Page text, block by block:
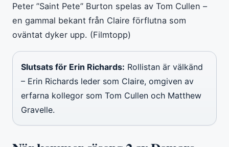
Peter ”Saint Pete” Burton spelas av Tom Cullen –
en gammal bekant från Claire förflutna som
oväntat dyker upp. (Filmtopp)
Slutsats för Erin Richards: Rollistan är välkänd
– Erin Richards leder som Claire, omgiven av
erfarna kollegor som Tom Cullen och Matthew
Gravelle.